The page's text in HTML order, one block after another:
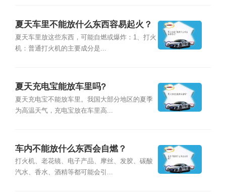
夏天车里不能放什么东西容易起火？
夏天车里放这些东西，可能自燃或爆炸：1、打火
机：普通打火机的主要成分是...
夏天充电宝能放车里吗?
夏天充电宝不能放车里。我国大部分地区的夏季
为高温天气，充电宝放在车里高...
车内不能放什么东西会自燃？
打火机、老花镜、电子产品、摩丝、发胶、碳酸
汽水、香水、酒精等都可能会引...